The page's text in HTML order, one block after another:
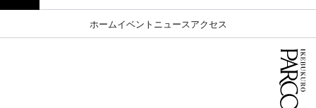
ホームイベント ニュース アクセス